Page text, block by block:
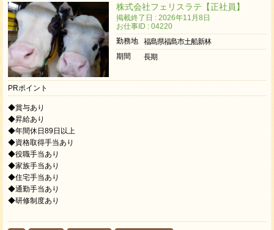
株式会社フェリスラテ【正社員】
掲載終了日 : 2026年11月8日
お仕事ID : 04220
勤務地
福島県福島市土船新林
期間
長期
PRポイント
◆賞与あり
◆昇給あり
◆年間休日89日以上
◆資格取得手当あり
◆役職手当あり
◆家族手当あり
◆住宅手当あり
◆通勤手当あり
◆研修制度あり